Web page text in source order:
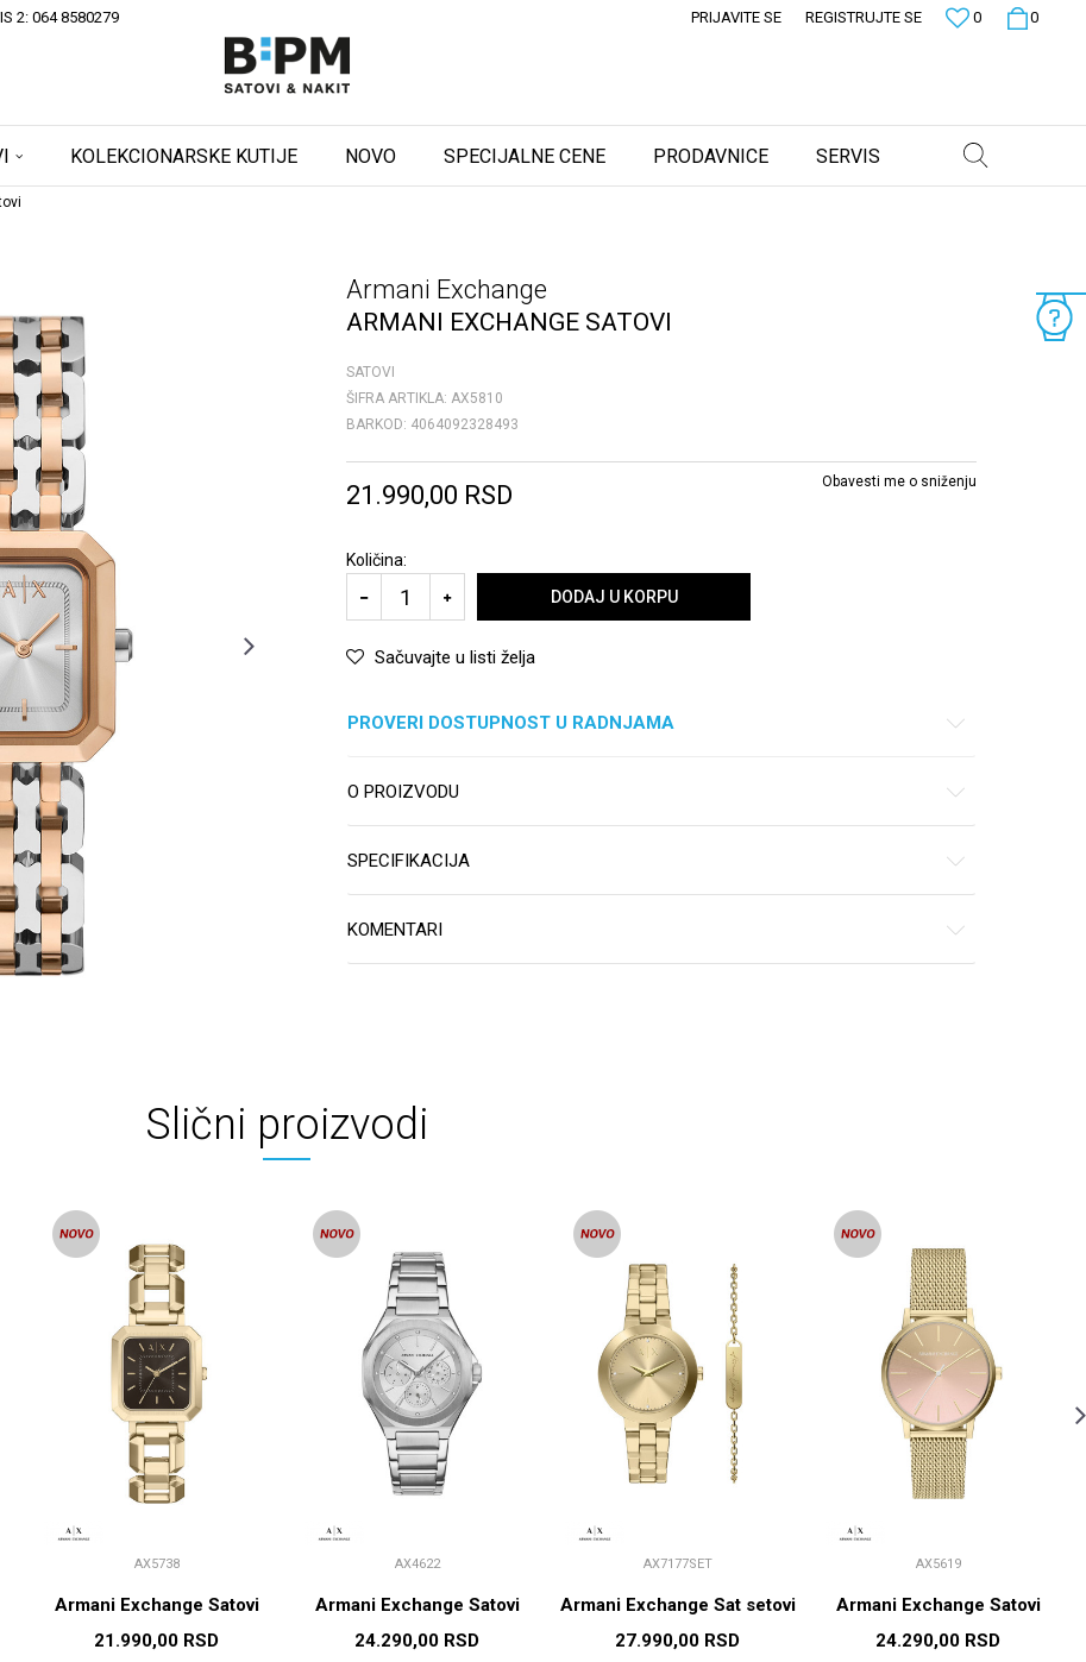
2: 064 8580279 0
0
PRIJAVITE SE REGISTRUJTE SE
KOLEKCIONARSKE KUTIJE NOVO SPECIJALNE CENE PRODAVNICE SERVIS
Armani Exchange
ARMANI EXCHANGE SATOVI
SATOVI
ŠIFRA ARTIKLA: AX5810
BARKOD: 4064092328493
21.990,00 RSD Obavesti me o sniženju
Količina:
DODAJ U KORPU
Sačuvajte u listi želja
PROVERI DOSTUPNOST U RADNJAMA
O PROIZVODU
SPECIFIKACIJA
KOMENTARI
Slični proizvodi
AX5738
Armani Exchange Satovi
21.990,00 RSD
AX4622
Armani Exchange Satovi
24.290,00 RSD
AX7177SET
Armani Exchange Sat setovi
27.990,00 RSD
AX5619
Armani Exchange Satovi
24.290,00 RSD